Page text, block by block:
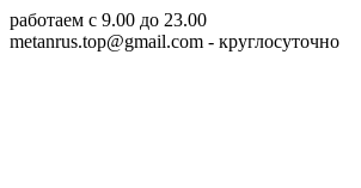
работаем c 9.00 до 23.00
metanrus.top@gmail.com - круглосуточно